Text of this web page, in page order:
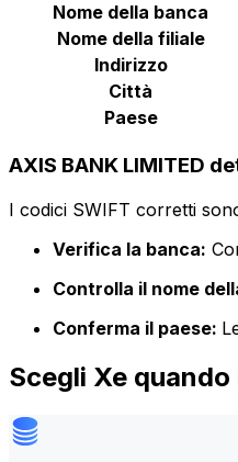
Nome della banca
Nome della filiale
Indirizzo
Città
Paese
AXIS BANK LIMITED
I codici SWIFT corretti
Verifica la banca:
Controlla il nome
Conferma il paese:
Scegli Xe